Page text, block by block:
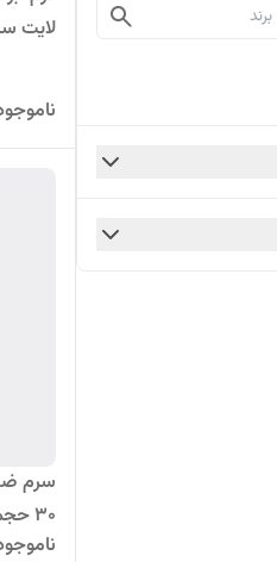
لایت
30 حجم 50 میلی لیتر